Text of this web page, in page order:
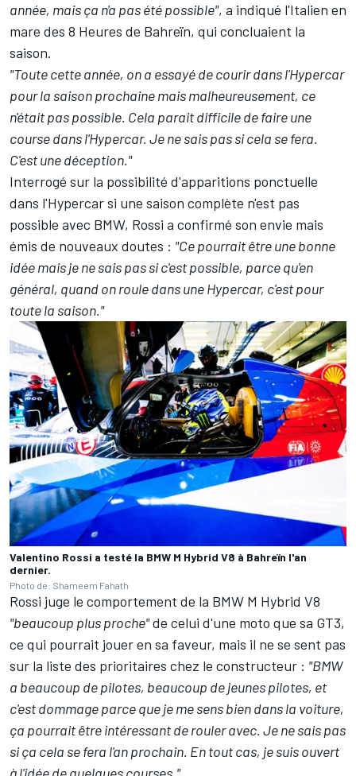
année, mais ça n'a pas été possible", a indiqué l'Italien en
mare des 8 Heures de Bahreïn, qui concluaient la
saison.
"Toute cette année, on a essayé de courir dans l'Hypercar
pour la saison prochaine mais malheureusement, ce
n'était pas possible. Cela parait difficile de faire une
course dans l'Hypercar. Je ne sais pas si cela se fera.
C'est une déception."
Interrogé sur la possibilité d'apparitions ponctuelle
dans l'Hypercar si une saison complète n'est pas
possible avec BMW, Rossi a confirmé son envie mais
émis de nouveaux doutes : "Ce pourrait être une bonne
idée mais je ne sais pas si c'est possible, parce qu'en
général, quand on roule dans une Hypercar, c'est pour
toute la saison."
Valentino Rossi a testé la BMW M Hybrid V8 à Bahreïn l'an
dernier.
Photo de: Shameem Fahath
Rossi juge le comportement de la BMW M Hybrid V8
"beaucoup plus proche"de celui d'une moto que sa GT3,
ce qui pourrait jouer en sa faveur, mais il ne se sent pas
sur la liste des prioritaires chez le constructeur : "BMW
a beaucoup de pilotes, beaucoup de jeunes pilotes, et
c'est dommage parce que je me sens bien dans la voiture,
ça pourrait être intéressant de rouler avec. Je ne sais pas
si ça cela se fera l'an prochain. En tout cas, je suis ouvert